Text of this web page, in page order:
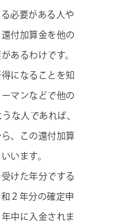
必要がある人や
付加算金を他の
あるわけです。
になることを知
マンなどで他の
な人であれば、
、この還付加算
います。
けた年分でする
２年分の確定申
中に入金されま